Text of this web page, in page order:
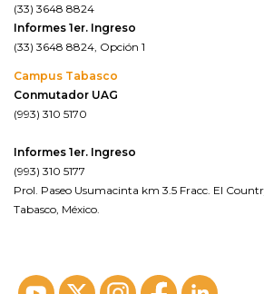
(33) 3648 8824
Informes 1er. Ingreso
(33) 3648 8824, Opción 1
Campus Tabasco
Conmutador UAG
(993) 310 5170
Informes 1er. Ingreso
(993) 310 5177
Prol. Paseo Usumacinta km 3.5 Fracc. El
Tabasco, México.